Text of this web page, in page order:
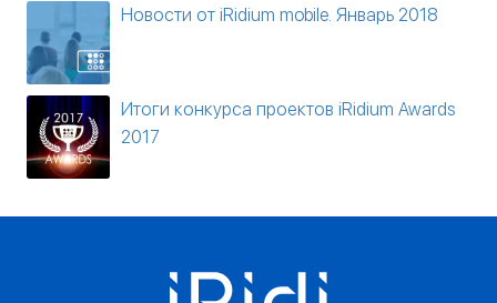
Новости от iRidium mobile. Январь 2018
Итоги конкурса проектов iRidium Awards
2017